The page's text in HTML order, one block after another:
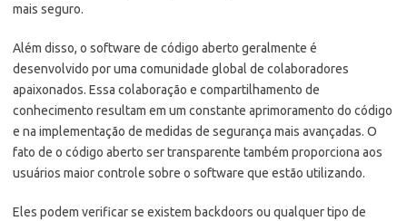
mais seguro.
Além disso, o software de código aberto geralmente é
desenvolvido por uma comunidade global de colaboradores
apaixonados. Essa colaboração e compartilhamento de
conhecimento resultam em um constante aprimoramento do código
e na implementação de medidas de segurança mais avançadas. O
fato de o código aberto ser transparente também proporciona aos
usuários maior controle sobre o software que estão utilizando.
Eles podem verificar se existem backdoors ou qualquer tipo de